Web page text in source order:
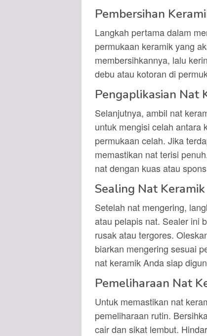
Pembersihan
Langkah pertama dalam
permukaan keramik yang
membersihkannya, lalu
debu atau kotoran di
Pengaplikasian Nat
Selanjutnya, ambil nat
untuk mengisi celah antara
permukaan celah. Jika
memastikan nat terisi
nat dengan kuas atau
Sealing Nat Keramik
Setelah nat mengering,
atau pelapis nat. Sealer ini
rusak atau tergores.
biarkan mengering sesuai
nat keramik Anda siap
Pemeliharaan Nat
Untuk memastikan nat
pemeliharaan rutin.
cair dan sikat lembut.